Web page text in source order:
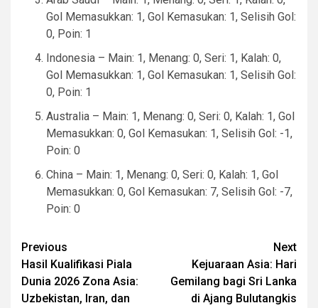
Gol Memasukkan: 1, Gol Kemasukan: 1, Selisih Gol:
0, Poin: 1
Indonesia – Main: 1, Menang: 0, Seri: 1, Kalah: 0,
Gol Memasukkan: 1, Gol Kemasukan: 1, Selisih Gol:
0, Poin: 1
Australia – Main: 1, Menang: 0, Seri: 0, Kalah: 1, Gol
Memasukkan: 0, Gol Kemasukan: 1, Selisih Gol: -1,
Poin: 0
China – Main: 1, Menang: 0, Seri: 0, Kalah: 1, Gol
Memasukkan: 0, Gol Kemasukan: 7, Selisih Gol: -7,
Poin: 0
Continue
Reading
Previous
Hasil Kualifikasi Piala
Dunia 2026 Zona Asia:
Uzbekistan, Iran, dan
Next
Kejuaraan Asia: Hari
Gemilang bagi Sri Lanka
di Ajang Bulutangkis